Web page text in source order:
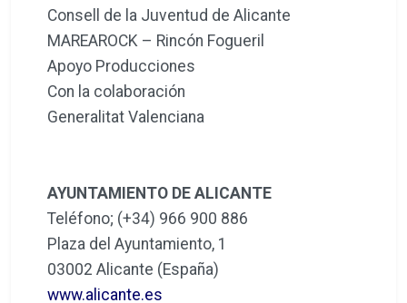
Consell de la Juventud de Alicante
MAREAROCK – Rincón Fogueril
Apoyo Producciones
Con la colaboración
Generalitat Valenciana
AYUNTAMIENTO DE ALICANTE
Teléfono; (+34) 966 900 886
Plaza del Ayuntamiento, 1
03002 Alicante (España)
www.alicante.es